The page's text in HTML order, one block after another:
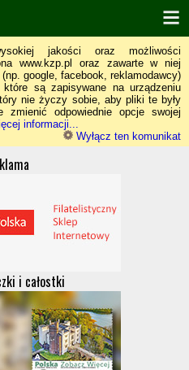
jakości oraz możliwości
www.kzp.pl oraz zawarte w niej
google, facebook, reklamodawcy)
które są zapisywane na urządzeniu
nie życzy sobie, aby pliki te były
zmienić odpowiednie opcje swojej
informacji...
Wyłącz ten komunikat
i całostki